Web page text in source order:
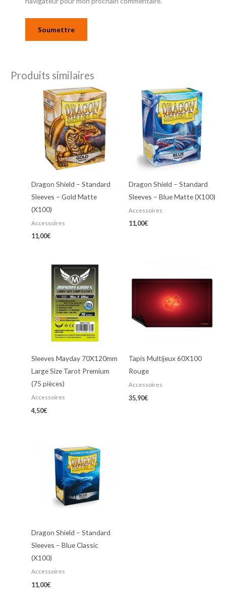
Produits similaires
Dragon Shield – Standard
Sleeves – Gold Matte
(X100)
Accessoires
11,00€
Dragon Shield – Standard
Sleeves – Blue Matte (X100)
Accessoires
11,00€
Sleeves Mayday 70X120mm
Large Size Tarot Premium
(75 pièces)
Accessoires
4,50€
Tapis Multijeux 60X100
Rouge
Accessoires
35,90€
Dragon Shield – Standard
Sleeves – Blue Classic
(X100)
Accessoires
11,00€